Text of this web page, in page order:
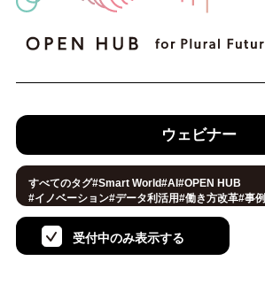
ウェビナー
すべてのタグ#Smart World#AI#OPEN HUB
#イノベーション#データ利活用#働き方改革#事例
#サステナブル#CX/顧客体験
#セキュリティ
環境・エネルギー#IoT#メタバース
地方創生 #製造 小売・流通# ロボティクス
受付中のみ表示する